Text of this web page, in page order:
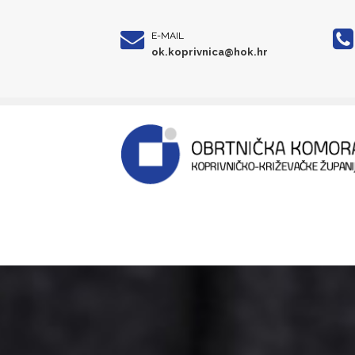
E-MAIL
ok.koprivnica@hok.hr